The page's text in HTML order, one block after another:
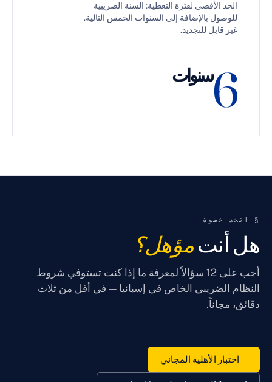
لفترة التغطية: السنة الضريبية
إلى السنوات الخمس التالية.
سنوات
مؤهل؟
أجب على 12 سؤالاً لمعرفة ما إذا كنت تستوفي شروط
الخاص في إسبانيا — في أقل من ثلاث
المجاني